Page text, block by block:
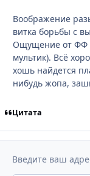
Воображение
витка борьбы с
Ощущение от ФФ
мультик). Всё
хошь найдется
нибудь жопа,
Цитата